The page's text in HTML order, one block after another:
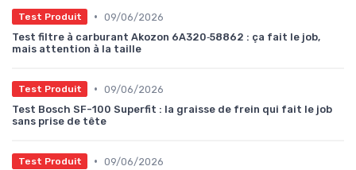
Test Produit • 09/06/2026
Test filtre à carburant Akozon 6A320‑58862 : ça fait le job,
mais attention à la taille
Test Produit • 09/06/2026
Test Bosch SF-100 Superfit : la graisse de frein qui fait le job
sans prise de tête
Test Produit • 09/06/2026